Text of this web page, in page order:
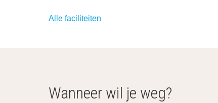
Alle faciliteiten
Wanneer wil je weg?